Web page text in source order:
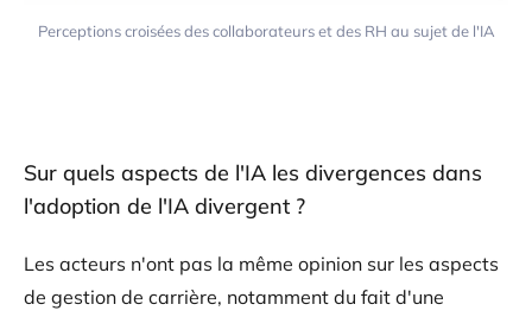
Perceptions croisées des collaborateurs et des RH au sujet de l'IA
Sur quels aspects de l'IA les divergences dans
l'adoption de l'IA divergent ?
Les acteurs n'ont pas la même opinion sur les aspects
de gestion de carrière, notamment du fait d'une